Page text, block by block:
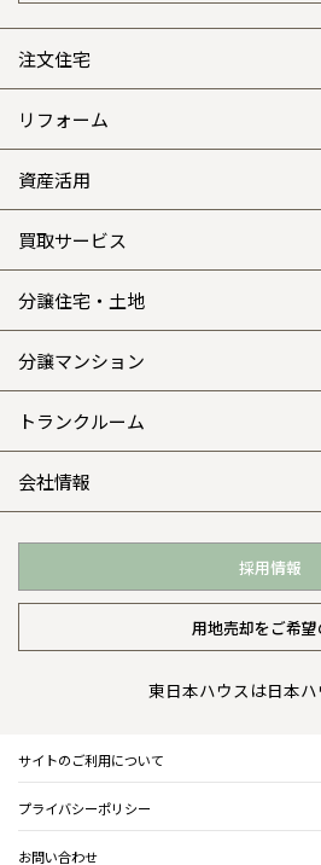
注文住宅
注文住宅 トップ
グレートステージ
クレステージ
施工事例
平屋の家
外観・インテリア集
WEB住宅展示場
お近くの展示場
イベント情報
住まいのコラム
リフォーム
リフォーム トップ
リフォームメニュー
選ばれる理由
リフォームの流れ
介護保険利用で快適リフォーム
カタログ請求（無料）
資産活用
資産活用 トップ
賃貸併用住宅のメリット
安心のサポートシステム
商品紹介
展示場案内
買取サービス
分譲住宅・土地
分譲マンション
分譲マンション トップ
ワザックとは
高い信頼性
安心の管理体制
トランクルーム
会社情報
会社情報 トップ
ニュースリリース
会社概要
採用情報
用地売却をご希望
東日本ハウスは日本
サイトのご利用について
プライバシーポリシー
お問い合わせ